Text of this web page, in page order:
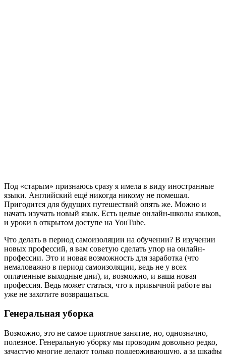
Под «старым» признаюсь сразу я имела в виду иностранные
языки. Английский ещё никогда никому не помешал.
Пригодится для будущих путешествий опять же. Можно и
начать изучать новый язык. Есть целые онлайн-школы языков,
и уроки в открытом доступе на YouTube.
Что делать в период самоизоляции на обучении? В изучении
новых профессий, я вам советую сделать упор на онлайн-
профессии. Это и новая возможность для заработка (что
немаловажно в период самоизоляции, ведь не у всех
оплаченные выходные дни), и, возможно, и ваша новая
профессия. Ведь может статься, что к привычной работе вы
уже не захотите возвращаться.
Генеральная уборка
Возможно, это не самое приятное занятие, но, однозначно,
полезное. Генеральную уборку мы проводим довольно редко,
зачастую многие делают только поддерживающую, а за шкафы